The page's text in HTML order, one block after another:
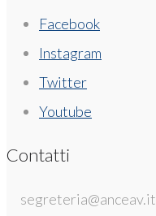
Facebook
Instagram
Twitter
Youtube
Contatti
segreteria@anceav.it